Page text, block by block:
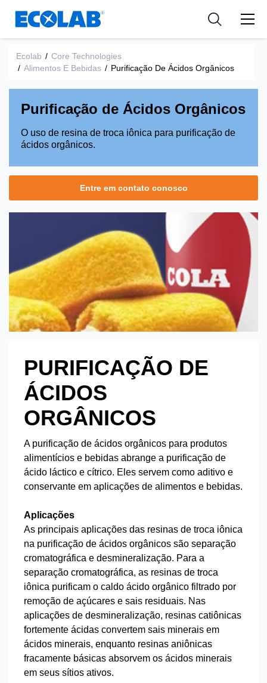
Resources
Aplicações
Medical Devices and Diagnostics
Nutraceuticals
Empresa
Purificação De Ácidos Orgânicos
/
Alimentos E Bebidas
/
Core Technologies
/
Ecolab
Purificação de Ácidos Orgânicos
O uso de resina de troca iônica para purificação de
ácidos orgânicos.
Entre em contato conosco
PURIFICAÇÃO DE
ÁCIDOS
ORGÂNICOS
A purificação de ácidos orgânicos para produtos
alimentícios e bebidas abrange a purificação de
ácido láctico e cítrico. Eles servem como aditivo e
conservante em aplicações de alimentos e bebidas.
Aplicações
As principais aplicações das resinas de troca iônica
na purificação de ácidos orgânicos são separação
cromatográfica e desmineralização. Para a
separação cromatográfica, as resinas de troca
iônica purificam o caldo ácido orgânico filtrado por
remoção de açúcares e sais residuais. Nas
aplicações de desmineralização, resinas catiônicas
fortemente ácidas convertem sais minerais em
ácidos minerais, enquanto resinas aniônicas
fracamente básicas absorvem os ácidos minerais
em seus sítios ativos.